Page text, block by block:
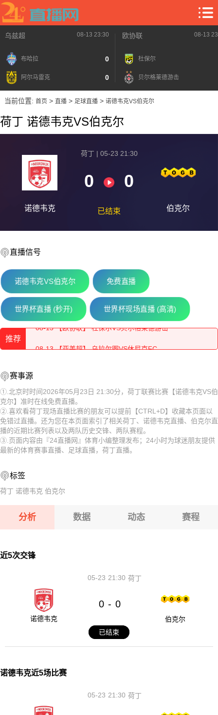
乌兹超 08-13 23:30
布哈拉 0
阿尔马雷克 0
欧协联 08-13
杜保尔
贝尔格莱德游击
当前位置: 首页> 直播> 足球直播> 诺德韦克VS伯克尔
荷丁 诺德韦克VS伯克尔
诺德韦克
荷丁 | 05-23 21:30
0 0
已结束 伯克尔
直播信号
诺德韦克VS伯克尔 免费直播
世界杯直播 (秒开) 世界杯现场直播 (高清)
推荐
08-13 【乌兹超】 布哈拉VS阿尔马雷克
08-13 【欧协联】 杜保尔VS贝尔格莱德游击
08-13 【乌兹超】 特尔梅兹VS索格迪纳吉扎克
08-13 【乌兹超】 安集延VS费尔干纳夫兹
08-13 【U18亚洲杯】 黎巴嫩U18VS巴林U18
08-13 【亚美超】 乌拉尔图VS休尼克FC
08-13 【俄杯】 纳尔奇克斯巴达克VS弗拉季高加索阿兰尼亚
08-13 【哈萨克甲】 阿斯塔纳B队VS杜保尔B队
08-13 【U18亚洲杯】 黎巴嫩U18VS巴林U18
赛事源
①.北京时时间2026年05月23日 21:30分，荷丁联赛比赛【诺德韦克VS伯
克尔】准时在线免费直播。
②.喜欢看荷丁现场直播比赛的朋友可以提前【CTRL+D】收藏本页面以
免错过直播。还为您在本页面索引了相关荷丁、诺德韦克直播、伯克尔直
播的近期比赛列表以及两队历史交锋、两队赛程。
③.页面内容由『24直播网』体育小编整理发布；24小时为球迷朋友提供
最新的体育赛事直播、足球直播，荷丁直播。
标签
荷丁 诺德韦克 伯克尔
分析 数据 动态 赛程
近5次交锋
21:30
05-23 荷丁
诺德韦克
0 - 0
伯克尔
已结束
诺德韦克近5场比赛
21:30
05-23 荷丁